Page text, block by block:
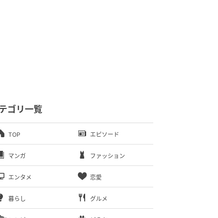
ゴリ一覧
TOP エピソード
マンガ ファッション
エンタメ 恋愛
暮らし グルメ